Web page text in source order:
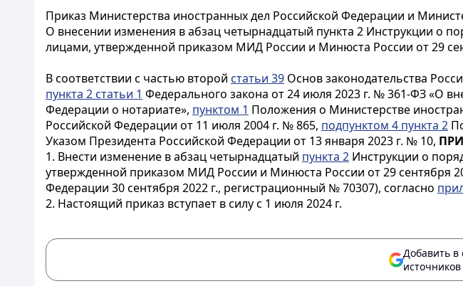
Приказ Министерства иностранных дел Российской Федерации и
О внесении изменения в абзац четырнадцатый пункта 2 Инструкции о
лицами, утвержденной приказом МИД России и Минюста России от 29
В соответствии с частью второй статьи 39 Основ законодательства
пункта 2 статьи 1 Федерального закона от 24 июля 2023 г. № 361-ФЗ «О
Федерации о нотариате», пунктом 1 Положения о Министерстве
Российской Федерации от 11 июля 2004 г. № 865, подпунктом 4 пункта 2
Указом Президента Российской Федерации от 13 января 2023 г. № 10,
1. Внести изменение в абзац четырнадцатый пункта 2 Инструкции о
утвержденной приказом МИД России и Минюста России от 29 сентября
Федерации 30 сентября 2022 г., регистрационный № 70307), согласно
2. Настоящий приказ вступает в силу с 1 июля 2024 г.
Добавить в